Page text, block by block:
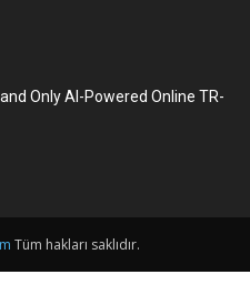
and Only AI-Powered Online TR-
Tüm hakları saklıdır.